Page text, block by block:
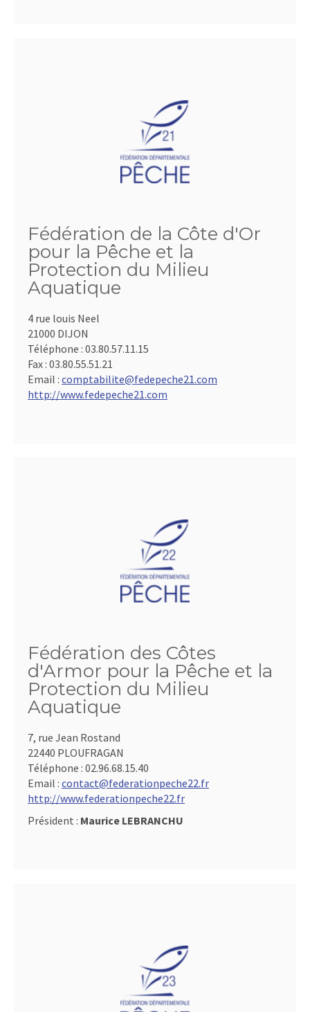
Fédération de la Côte d'Or
pour la Pêche et la
Protection du Milieu
Aquatique
4 rue louis Neel
21000 DIJON
Téléphone : 03.80.57.11.15
Fax : 03.80.55.51.21
Email : comptabilite@fedepeche21.com
http://www.fedepeche21.com
Fédération des Côtes
d'Armor pour la Pêche et la
Protection du Milieu
Aquatique
7, rue Jean Rostand
22440 PLOUFRAGAN
Téléphone : 02.96.68.15.40
Email : contact@federationpeche22.fr
http://www.federationpeche22.fr
Président : Maurice LEBRANCHU